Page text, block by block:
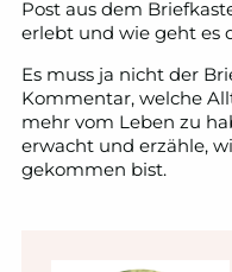
Post aus dem
erlebt und wie geht es
Es muss ja nicht der
Kommentar, welche
mehr vom Leben zu
erwacht und erzähle,
gekommen bist.